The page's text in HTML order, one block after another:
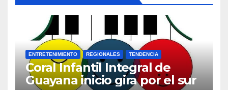
ENTRETENIMIENTO REGIONALES TENDENCIA
Coral Infantil Integral de
Guayana inicio gira por el sur